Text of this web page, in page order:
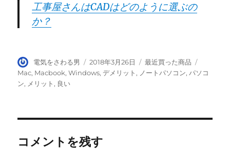
工事屋さんはCADはどのように選ぶの
か？
投
稿
者
電気をさわる男
投
稿
2018年3月26日
カ
テ
最近買った商品
グ
Mac, Macbook,Windows,デメリット , ノートパソコン, パソコ
ン, メリット , 良い
コメントを残す